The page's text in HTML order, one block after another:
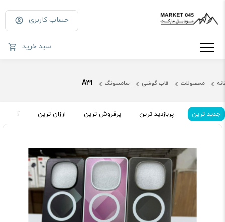
حساب کاربری
سبد خرید
محصولات قاب گوشی سامسونگ A31
جدید ترین پربازدید ترین پرفروش ترین ارزان ترین گران